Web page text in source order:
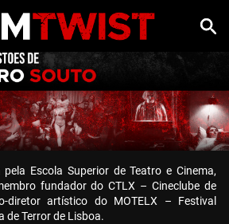
Escola Superior de Teatro e Cinema,
fundador do CTLX – Cineclube de
diretor artístico do MOTELX – Festival
de Terror de Lisboa.